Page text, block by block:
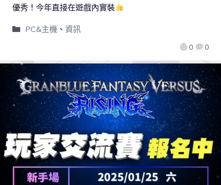
0 0
優秀！今年直接在遊戲內實裝
PC&主機 、 資訊